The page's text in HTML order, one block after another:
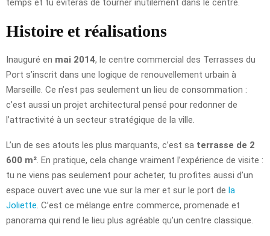
Histoire et réalisations
Inauguré en mai 2014, le centre commercial des Terrasses du
Port s’inscrit dans une logique de renouvellement urbain à
Marseille. Ce n’est pas seulement un lieu de consommation :
c’est aussi un projet architectural pensé pour redonner de
l’attractivité à un secteur stratégique de la ville.
L’un de ses atouts les plus marquants, c’est sa terrasse de 2
600 m² . En pratique, cela change vraiment l’expérience de visite :
tu ne viens pas seulement pour acheter, tu profites aussi d’un
espace ouvert avec une vue sur la mer et sur le port de la
Joliette . C’est ce mélange entre commerce, promenade et
panorama qui rend le lieu plus agréable qu’un centre classique.